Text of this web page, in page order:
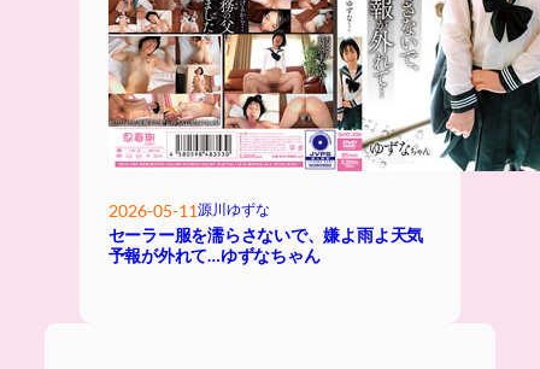
2026-05-11源川ゆずな
セーラー服を濡らさないで、嫌よ雨よ天気
予報が外れて…ゆずなちゃん